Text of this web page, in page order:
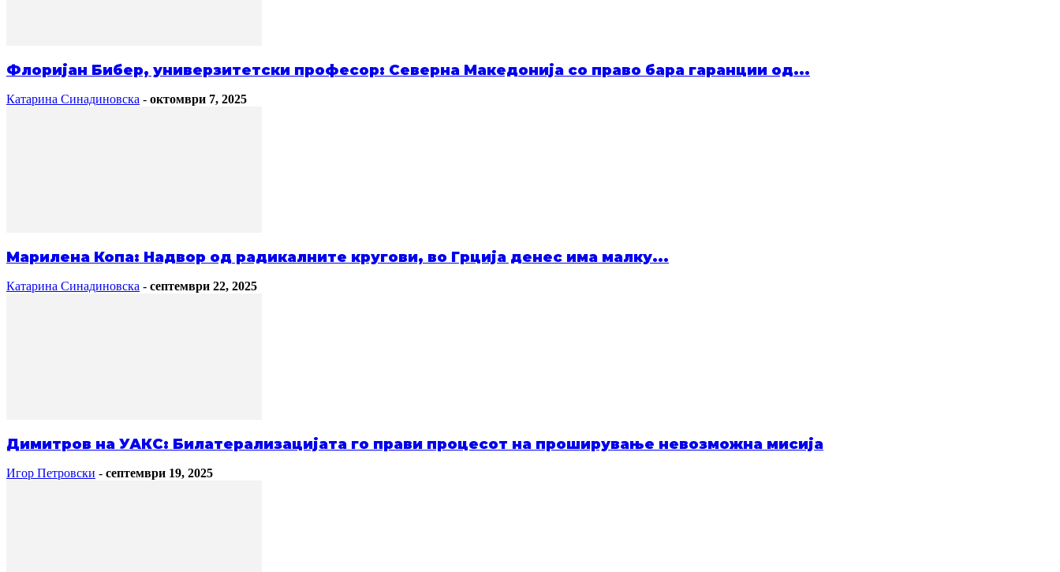
Флоријан Бибер, универзитетски професор: Северна Македонија со право бара гаранции од...
Катарина Синадиновска - октомври 7, 2025
Марилена Копа: Надвор од радикалните кругови, во Грција денес има малку...
Катарина Синадиновска - септември 22, 2025
Димитров на УАКС: Билатерализацијата го прави процесот на проширување невозможна мисија
Игор Петровски - септември 19, 2025